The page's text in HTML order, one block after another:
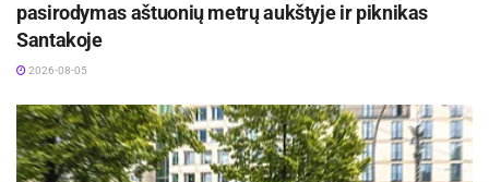
pasirodymas aštuonių metrų aukštyje ir piknikas
Santakoje
2026-08-05